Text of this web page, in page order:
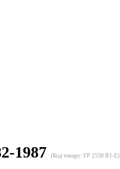
1987 (Код товару: FP 2550 R1-E)